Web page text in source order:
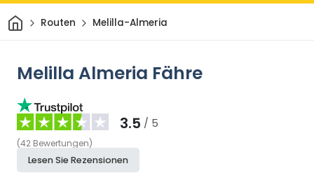
HeimRouten Melilla-Almeria
Melilla Almeria Fähre
3.5 / 5
(42 Bewertungen)
Lesen Sie Rezensionen